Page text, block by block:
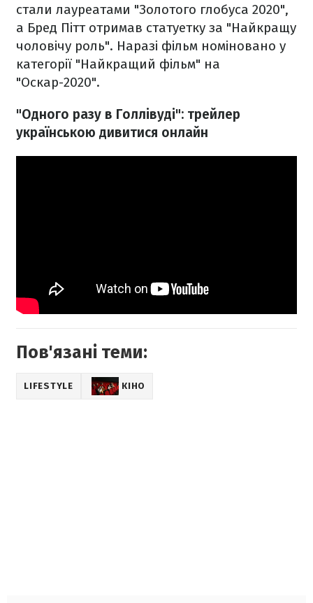
стали лауреатами "Золотого глобуса 2020",
а Бред Пітт отримав статуетку за "Найкращу
чоловічу роль". Наразі фільм номіновано у
категорії "Найкращий фільм" на
"Оскар-2020".
"Одного разу в Голлівуді": трейлер
українською дивитися онлайн
Пов'язані теми:
LIFESTYLE КІНО